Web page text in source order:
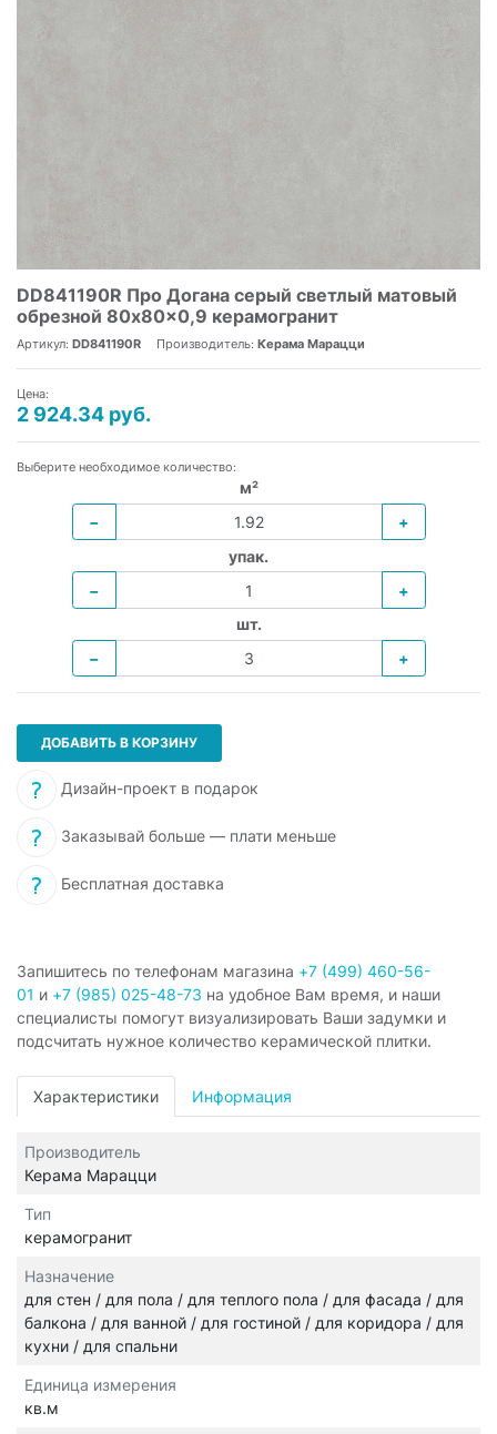
DD841190R Про Догана серый светлый матовый
обрезной 80x80x0,9 керамогранит
Артикул: DD841190R Производитель: Керама Марацци
Цена:
2 924.34 руб.
Выберите необходимое количество:
м²
−
+
упак.
−
+
шт.
−
+
ДОБАВИТЬ В КОРЗИНУ
Дизайн-проект в подарок
Заказывай больше — плати меньше
Бесплатная доставка
Запишитесь по телефонам магазина +7 (499) 460-56-
01 и +7 (985) 025-48-73 на удобное Вам время, и наши
специалисты помогут визуализировать Ваши задумки и
подсчитать нужное количество керамической плитки.
Характеристики Информация
Производитель
Керама Марацци
Тип
керамогранит
Назначение
для стен / для пола / для теплого пола / для фасада / для
балкона / для ванной / для гостиной / для коридора / для
кухни / для спальни
Единица измерения
кв.м